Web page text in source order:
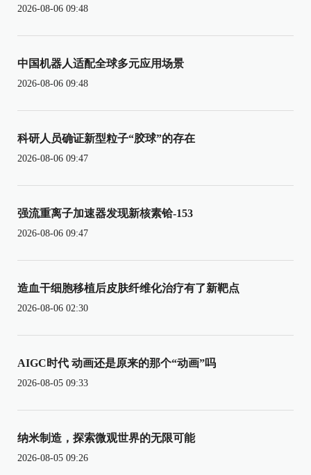
2026-08-06 09:48
中国机器人适配全球多元应用场景
2026-08-06 09:48
科研人员确证新型粒子“胶球”的存在
2026-08-06 09:47
强流重离子加速器发现新核素铪-153
2026-08-06 09:47
造血干细胞移植后皮肤纤维化治疗有了新靶点
2026-08-06 02:30
AIGC时代 动画还是原来的那个“动画”吗
2026-08-05 09:33
纳米制造，探索微观世界的无限可能
2026-08-05 09:26